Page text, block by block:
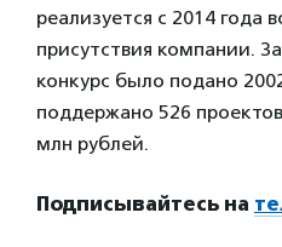
реализуется с 2014 года
присутствия компании.
конкурс было подано
поддержано 526
млн рублей.
Подписывайтесь на